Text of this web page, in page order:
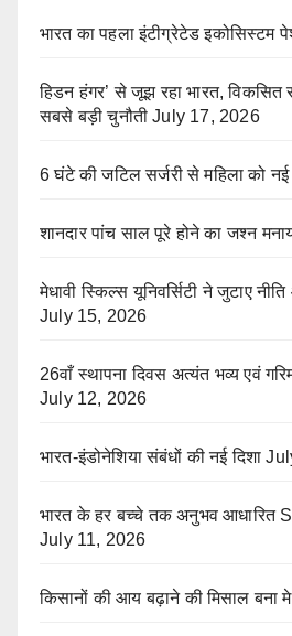
भारत का पहला इंटीग्रेटेड इकोसिस्टम
हिडन हंगर’ से जूझ रहा भारत, विकसित
सबसे बड़ी चुनौती July 17, 2026
6 घंटे की जटिल सर्जरी से महिला को नई
शानदार पांच साल पूरे होने का जश्न
मेधावी स्किल्स यूनिवर्सिटी ने जुटाए
July 15, 2026
26वाँ स्थापना दिवस अत्यंत भव्य एवं
July 12, 2026
भारत-इंडोनेशिया संबंधों की नई दिशा
भारत के हर बच्चे तक अनुभव आधारित
July 11, 2026
किसानों की आय बढ़ाने की मिसाल बना